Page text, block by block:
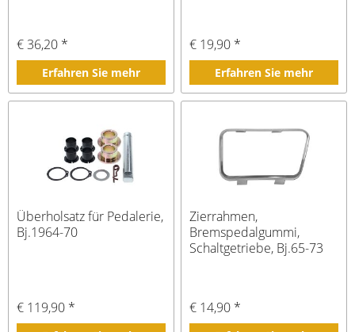
€ 36,20 *
Erfahren Sie mehr
€ 19,90 *
Erfahren Sie mehr
Überholsatz für Pedalerie,
Bj.1964-70
€ 119,90 *
Zierrahmen,
Bremspedalgummi,
Schaltgetriebe, Bj.65-73
€ 14,90 *